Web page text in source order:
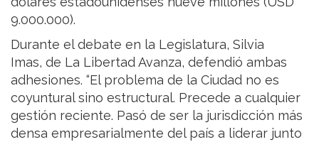
9.000.000).
Durante el debate en la Legislatura, Silvia
Imas, de La Libertad Avanza, defendió ambas
adhesiones. “El problema de la Ciudad no es
coyuntural sino estructural. Precede a cualquier
gestión reciente. Pasó de ser la jurisdicción más
densa empresarialmente del país a liderar junto